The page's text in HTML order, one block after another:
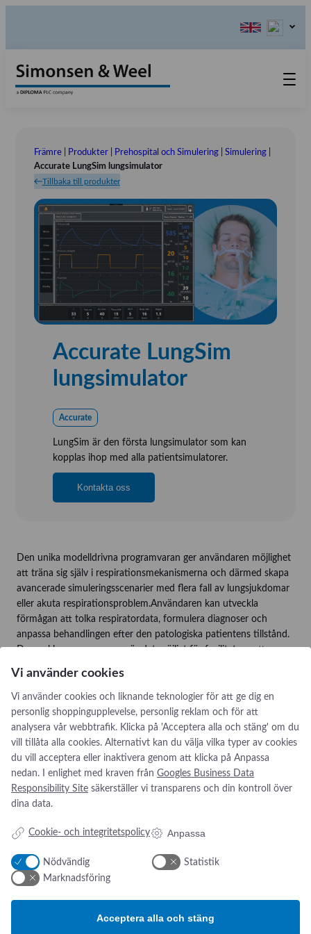
Kontakta oss
Våra värderingar
Om oss
Referensinstallation
Utställningar
Tlf.: 031 – 52 11 40
Främre| Produkter| Prehospital och Simulering| Simulering|
Accurate LungSim lungsimulator
Tillbaka till produkter
Accurate LungSim
lungsimulator
Accurate
LungSim är den första lungsimulator som kan
kopplas ihop med alla patientsimulatorer.
Kontakta oss
Den unika modelldrivna programvaran ger användaren möjlighet
att träna sig själv i respirationsmekanismerna och därmed skapa
avancerade simuleringsscenarier med flera fall av lungsjukdomar
eller akuta respirationsproblem.Användaren kan utveckla
förmågan att tolka respiratordata, formulera diagnoser och
anpassa behandlingen efter den patologiska patientens tillstånd.
Den enkla programvaran gör det möjligt för facilitatorn att
obstruktiv lungsjukdom eller allvarliga respiratoriska syndrom
genom att ändra patientparametrar och andningsvärden.
Kikarvägen 14
SE- 647 35 Mariefred, Sverige
Tlf.:+46 (0)31 52 11 40
Nyheter
Om oss
Kontakt oss
Vi använder cookies
Vi använder cookies och liknande teknologier för att ge dig en
personlig shoppingupplevelse, personlig reklam och för att
analysera vår webbtrafik. Klicka på 'Acceptera alla och stäng' om du
vill tillåta alla cookies. Alternativt kan du välja vilka typer av cookies
du vill acceptera eller inaktivera genom att klicka på Anpassa
nedan. I enlighet med kraven från Googles Business Data
Responsibility Site säkerställer vi transparens och din kontroll över
dina data.
Cookie- och integritetspolicy Anpassa
Nödvändig
Statistik
Marknadsföring
Acceptera alla och stäng